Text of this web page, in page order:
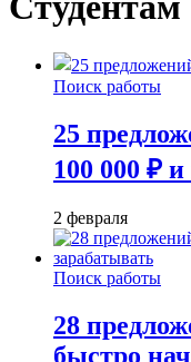
Поиск работы
25
100 000 ₽
2 февраля
Поиск работы
28
быстро